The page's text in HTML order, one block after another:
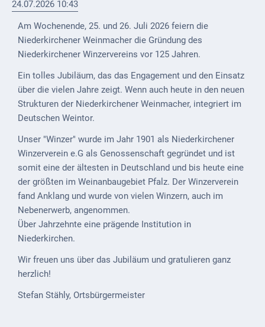
Behörden
Gottesdienste
Infrastruktur
und
Versorgung
Abfallentsorgung
Energieversorgung
Breitbandausbau/
Telekommunikation
Post
Mobilität
Wasser-
24.07.2026 10:43
Am Wochenende, 25. und 26. Juli 2026 feiern die
Niederkirchener Weinmacher die Gründung des
Niederkirchener Winzervereins vor 125 Jahren.
Ein tolles Jubiläum, das das Engagement und den Einsatz
über die vielen Jahre zeigt. Wenn auch heute in den neuen
Strukturen der Niederkirchener Weinmacher, integriert im
Deutschen Weintor.
Unser "Winzer" wurde im Jahr 1901 als Niederkirchener
Winzerverein e.G als Genossenschaft gegründet und ist
somit eine der ältesten in Deutschland und bis heute eine
der größten im Weinanbaugebiet Pfalz. Der Winzerverein
fand Anklang und wurde von vielen Winzern, auch im
Nebenerwerb, angenommen.
Über Jahrzehnte eine prägende Institution in
Niederkirchen.
Wir freuen uns über das Jubiläum und gratulieren ganz
herzlich!
Stefan Stähly, Ortsbürgermeister